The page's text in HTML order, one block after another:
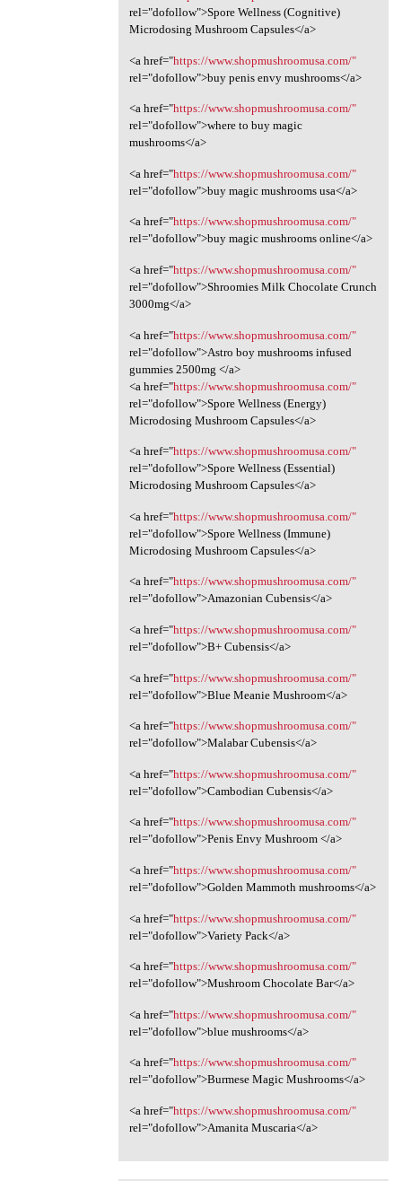
rel="dofollow">Spore Wellness (Cognitive)
Microdosing Mushroom Capsules</a>
<a href="https://www.shopmushroomusa.com/"
rel="dofollow">buy penis envy mushrooms</a>
<a href="https://www.shopmushroomusa.com/"
rel="dofollow">where to buy magic
mushrooms</a>
<a href="https://www.shopmushroomusa.com/"
rel="dofollow">buy magic mushrooms usa</a>
<a href="https://www.shopmushroomusa.com/"
rel="dofollow">buy magic mushrooms online</a>
<a href="https://www.shopmushroomusa.com/"
rel="dofollow">Shroomies Milk Chocolate Crunch
3000mg</a>
<a href="https://www.shopmushroomusa.com/"
rel="dofollow">Astro boy mushrooms infused
gummies 2500mg </a>
<a href="https://www.shopmushroomusa.com/"
rel="dofollow">Spore Wellness (Energy)
Microdosing Mushroom Capsules</a>
<a href="https://www.shopmushroomusa.com/"
rel="dofollow">Spore Wellness (Essential)
Microdosing Mushroom Capsules</a>
<a href="https://www.shopmushroomusa.com/"
rel="dofollow">Spore Wellness (Immune)
Microdosing Mushroom Capsules</a>
<a href="https://www.shopmushroomusa.com/"
rel="dofollow">Amazonian Cubensis</a>
<a href="https://www.shopmushroomusa.com/"
rel="dofollow">B+ Cubensis</a>
<a href="https://www.shopmushroomusa.com/"
rel="dofollow">Blue Meanie Mushroom</a>
<a href="https://www.shopmushroomusa.com/"
rel="dofollow">Malabar Cubensis</a>
<a href="https://www.shopmushroomusa.com/"
rel="dofollow">Cambodian Cubensis</a>
<a href="https://www.shopmushroomusa.com/"
rel="dofollow">Penis Envy Mushroom </a>
<a href="https://www.shopmushroomusa.com/"
rel="dofollow">Golden Mammoth mushrooms</a>
<a href="https://www.shopmushroomusa.com/"
rel="dofollow">Variety Pack</a>
<a href="https://www.shopmushroomusa.com/"
rel="dofollow">Mushroom Chocolate Bar</a>
<a href="https://www.shopmushroomusa.com/"
rel="dofollow">blue mushrooms</a>
<a href="https://www.shopmushroomusa.com/"
rel="dofollow">Burmese Magic Mushrooms</a>
<a href="https://www.shopmushroomusa.com/"
rel="dofollow">Amanita Muscaria</a>